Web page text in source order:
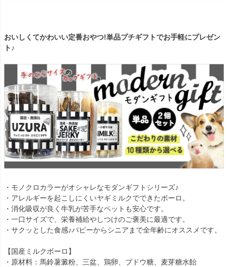
おいしくてかわいい定番おやつ!単品プチギフトでお手軽にプレゼン
ト♪
・モノクロカラーがオシャレなモダンギフトシリーズ♪
・アレルギーを起こしにくいヤギミルクでできたボーロ。
・消化吸収が良く牛乳が苦手なペットも安心です。
・一口サイズで、栄養補給やしつけのご褒美に最適です。
・サクッとした食感♪パピーからシニアまで全年齢にオススメです。
【国産ミルクボーロ】
・原材料：馬鈴薯澱粉、三盆、鶏卵、ブドウ糖、麦芽糖水飴